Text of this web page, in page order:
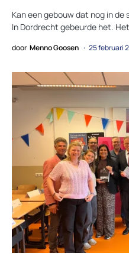
Kan een gebouw dat nog in
In Dordrecht gebeurde het.
door Menno Goosen 25 februari